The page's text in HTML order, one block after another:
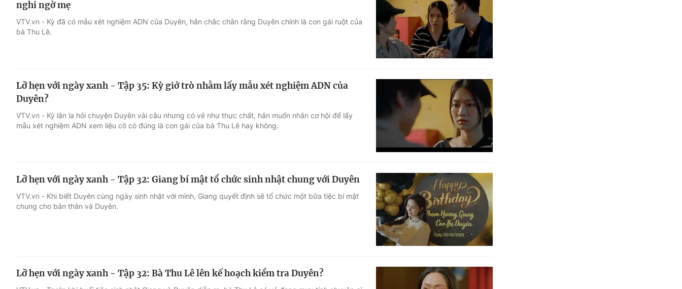
nghi ngờ mẹ
VTV.vn - Kỳ đã có mẫu xét nghiệm ADN của Duyên, hắn chắc chắn rằng Duyên chính là con gái ruột của
bà Thu Lê.
Lỡ hẹn với ngày xanh - Tập 35: Kỳ giở trò nhằm lấy mẫu xét nghiệm ADN của
Duyên?
VTV.vn - Kỳ lân la hỏi chuyện Duyên vài câu nhưng có vẻ như thực chất, hắn muốn nhân cơ hội để lấy
mẫu xét nghiệm ADN xem liệu cô có đúng là con gái của bà Thu Lê hay không.
Lỡ hẹn với ngày xanh - Tập 32: Giang bí mật tổ chức sinh nhật chung với Duyên
VTV.vn - Khi biết Duyên cùng ngày sinh nhật với mình, Giang quyết định sẽ tổ chức một bữa tiệc bí mật
chung cho bản thân và Duyên.
Lỡ hẹn với ngày xanh - Tập 32: Bà Thu Lê lên kế hoạch kiểm tra Duyên?